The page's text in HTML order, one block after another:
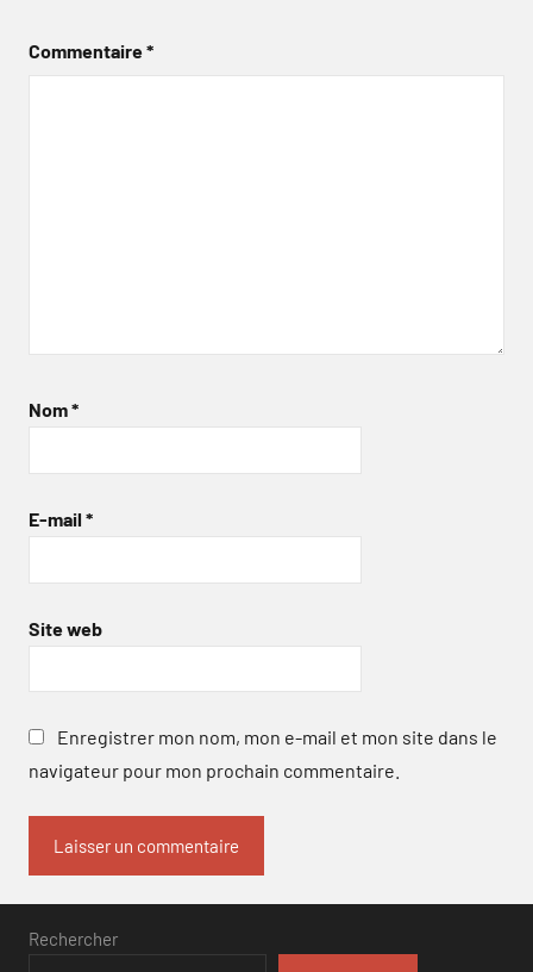
Commentaire*
Nom*
E-mail *
Site web
Enregistrer mon nom, mon e-mail et mon site dans le
navigateur pour mon prochain commentaire.
Rechercher